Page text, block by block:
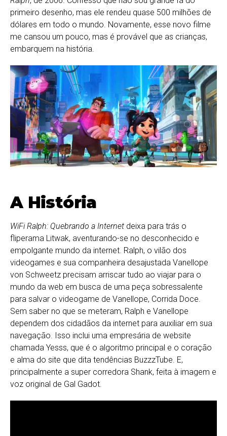
primeiro desenho, mas ele rendeu quase 500 milhões de
dólares em todo o mundo. Novamente, esse novo filme
me cansou um pouco, mas é provável que as crianças,
embarquem na história.
A História
WiFi Ralph: Quebrando a Internet deixa para trás o
fliperama Litwak, aventurando-se no desconhecido e
empolgante mundo da internet. Ralph, o vilão dos
videogames e sua companheira desajustada Vanellope
von Schweetz precisam arriscar tudo ao viajar para o
mundo da web em busca de uma peça sobressalente
para salvar o videogame de Vanellope, Corrida Doce.
Sem saber no que se meteram, Ralph e Vanellope
dependem dos cidadãos da internet para auxiliar em sua
navegação. Isso inclui uma empresária de website
chamada Yesss, que é o algoritmo principal e o coração
e alma do site que dita tendências BuzzzTube. E,
principalmente a super corredora Shank, feita à imagem e
voz original de Gal Gadot.